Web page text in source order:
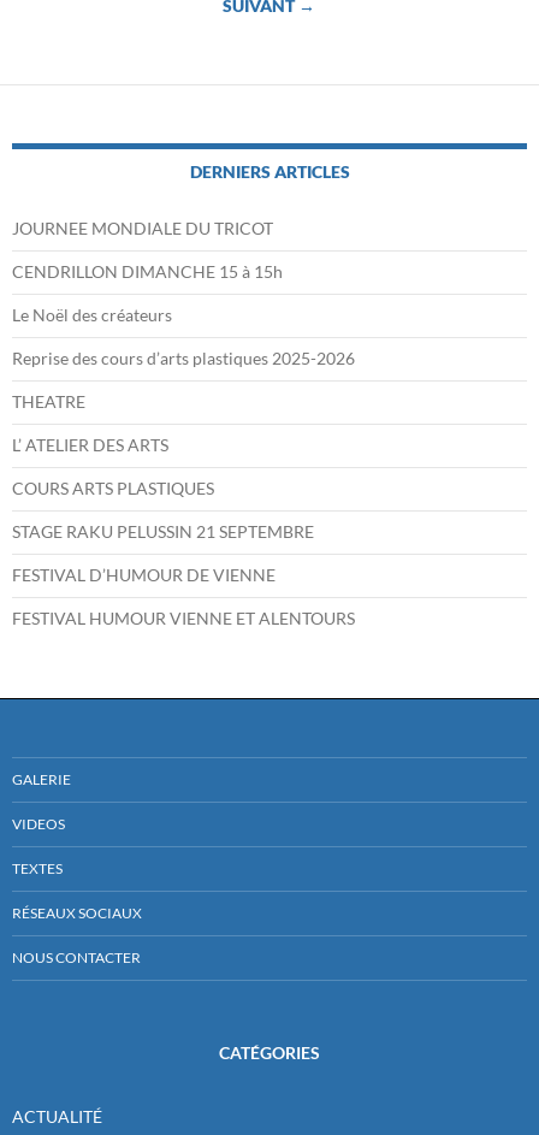
SUIVANT →
DERNIERS ARTICLES
JOURNEE MONDIALE DU TRICOT
CENDRILLON DIMANCHE 15 à 15h
Le Noël des créateurs
Reprise des cours d’arts plastiques 2025-2026
THEATRE
L’ ATELIER DES ARTS
COURS ARTS PLASTIQUES
STAGE RAKU PELUSSIN 21 SEPTEMBRE
FESTIVAL D’HUMOUR DE VIENNE
FESTIVAL HUMOUR VIENNE ET ALENTOURS
GALERIE
VIDEOS
TEXTES
RÉSEAUX SOCIAUX
NOUS CONTACTER
CATÉGORIES
ACTUALITÉ